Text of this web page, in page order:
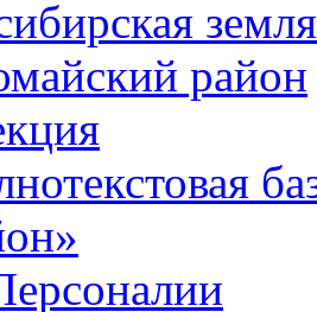
земля
район